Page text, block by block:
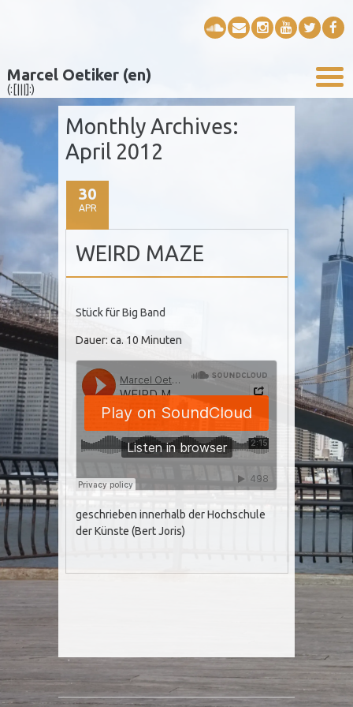
Marcel Oetiker (en)
(:[|||]:)
Monthly Archives:
April 2012
30
APR
WEIRD MAZE
Stück für Big Band
Dauer: ca. 10 Minuten
geschrieben innerhalb der Hochschule
der Künste (Bert Joris)